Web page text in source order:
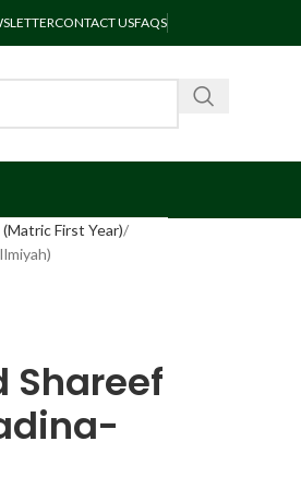
CONTACT USFAQS
First Year)
Shareef